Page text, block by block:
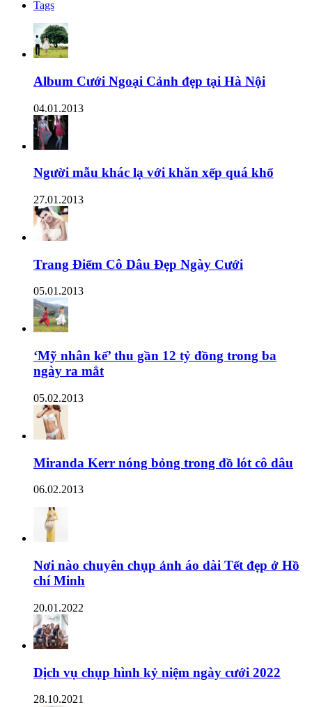
Tags
Album Cưới Ngoại Cảnh đẹp tại Hà Nội
04.01.2013
Người mẫu khác lạ với khăn xếp quá khổ
27.01.2013
Trang Điểm Cô Dâu Đẹp Ngày Cưới
05.01.2013
‘Mỹ nhân kế’ thu gần 12 tỷ đồng trong ba
ngày ra mắt
05.02.2013
Miranda Kerr nóng bỏng trong đồ lót cô dâu
06.02.2013
Nơi nào chuyên chụp ảnh áo dài Tết đẹp ở Hồ
chí Minh
20.01.2022
Dịch vụ chụp hình kỷ niệm ngày cưới 2022
28.10.2021